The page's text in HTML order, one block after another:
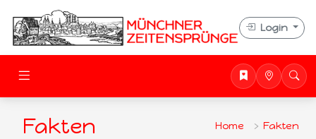
Login
Fakten Home Fakten